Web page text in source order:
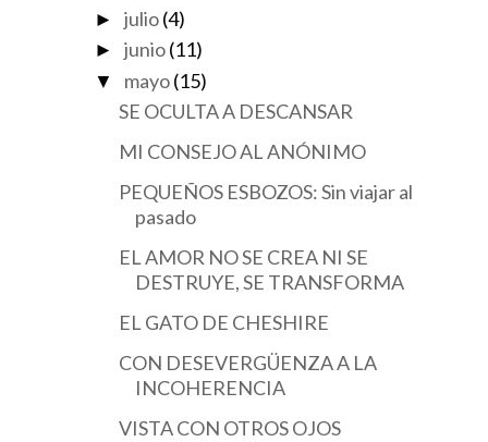
► julio (4)
► junio (11)
▼ mayo (15)
SE OCULTA A DESCANSAR
MI CONSEJO AL ANÓNIMO
PEQUEÑOS ESBOZOS: Sin viajar al
pasado
EL AMOR NO SE CREA NI SE
DESTRUYE, SE TRANSFORMA
EL GATO DE CHESHIRE
CON DESEVERGÜENZA A LA
INCOHERENCIA
VISTA CON OTROS OJOS